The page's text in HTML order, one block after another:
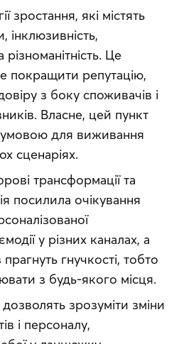
зростання, які містять
інклюзивність,
Це
покращити репутацію,
з боку споживачів і
Власне, цей пункт
для виживання
сценаріях.
трансформації та
посилила очікування
у різних каналах, а
гнучкості, тобто
з будь-якого місця.
зрозуміти зміни
і персоналу,